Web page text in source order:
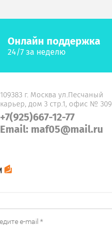
Онлайн поддержка
24/7 за неделю
109383 г. Москва ул.Песчаный
карьер, дом 3 стр.1, офис № 309
+7(925)667-12-77
Email: maf05@mail.ru